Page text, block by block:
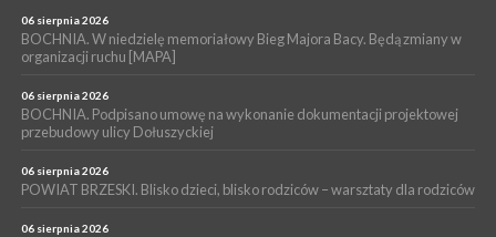
muzyki [PROGRAM KONCERTÓW]
SPORT
BOCHNIA. W niedzielę XXXII Memoriałowy Bieg Majora Bacy!
06 sierpnia 2026
BOCHNIA. W niedzielę memoriałowy Bieg Majora Bacy. Będą zmiany w
organizacji ruchu [MAPA]
06 sierpnia 2026
BOCHNIA. Podpisano umowę na wykonanie dokumentacji projektowej
przebudowy ulicy Dołuszyckiej
06 sierpnia 2026
POWIAT BRZESKI. Blisko dzieci, blisko rodziców – warsztaty dla rodziców
06 sierpnia 2026